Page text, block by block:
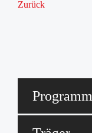
Zurück
Programm